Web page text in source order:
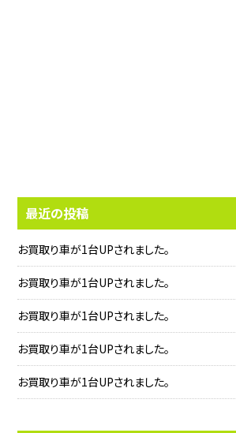
最近の投稿
お買取り車が1台UPされました。
お買取り車が1台UPされました。
お買取り車が1台UPされました。
お買取り車が1台UPされました。
お買取り車が1台UPされました。